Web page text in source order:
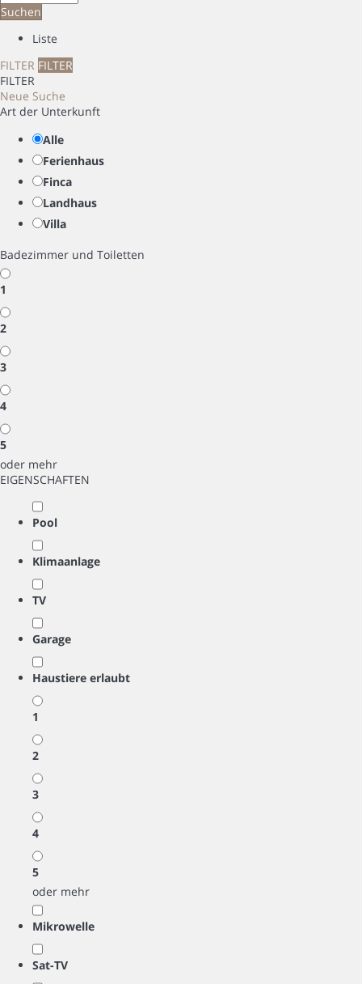
Suchen
Liste
FILTER FILTER
FILTER
Neue Suche
Art der Unterkunft
Alle
Ferienhaus
Finca
Landhaus
Villa
Badezimmer und Toiletten
1
2
3
4
5
oder mehr
EIGENSCHAFTEN
Pool
Klimaanlage
TV
Garage
Haustiere erlaubt
1
2
3
4
5
oder mehr
Mikrowelle
Sat-TV